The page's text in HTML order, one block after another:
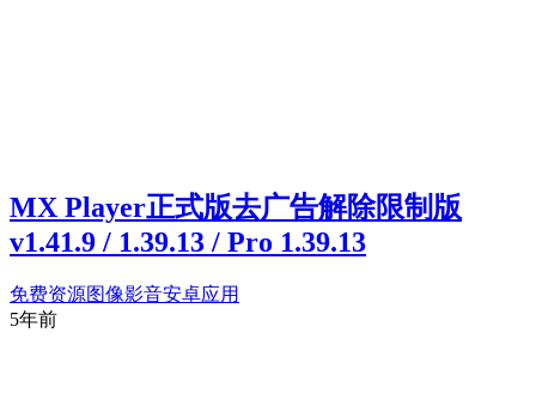
MX Player正式版去广告解除限制版
v1.41.9 / 1.39.13 / Pro 1.39.13
免费资源图像影音安卓应用
5年前